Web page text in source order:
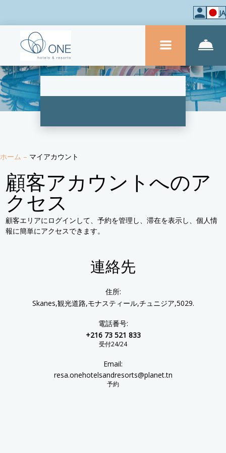
JA
ホーム – マイアカウント
顧客アカウントへのア
クセス
顧客エリアにログインして、予約を管理し、滞在を表示し、個人情
報に簡単にアクセスできます。
連絡先
住所:
Skanes,観光道路,モナスティール,チュニジア,5029.
電話番号:
+216 73 521 833
受付24/24
Email:
resa.onehotelsandresorts@planet.tn
予約